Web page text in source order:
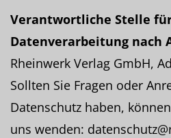
Verantwortliche Stelle
Datenverarbeitung nach
Rheinwerk Verlag GmbH,
Sollten Sie Fragen oder
Datenschutz haben,
uns wenden: